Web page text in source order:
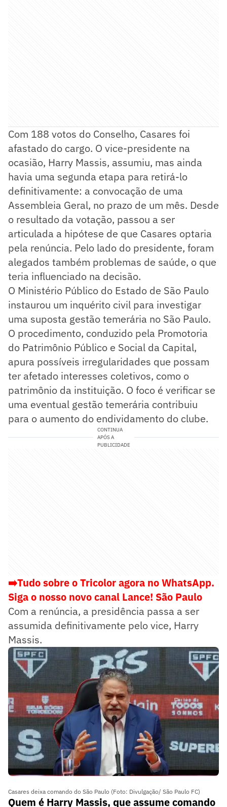
Com 188 votos do Conselho, Casares foi
afastado do cargo. O vice-presidente na
ocasião, Harry Massis, assumiu, mas ainda
havia uma segunda etapa para retirá-lo
definitivamente: a convocação de uma
Assembleia Geral, no prazo de um mês. Desde
o resultado da votação, passou a ser
articulada a hipótese de que Casares optaria
pela renúncia. Pelo lado do presidente, foram
alegados também problemas de saúde, o que
teria influenciado na decisão.
O Ministério Público do Estado de São Paulo
instaurou um inquérito civil para investigar
uma suposta gestão temerária no São Paulo.
O procedimento, conduzido pela Promotoria
do Patrimônio Público e Social da Capital,
apura possíveis irregularidades que possam
ter afetado interesses coletivos, como o
patrimônio da instituição. O foco é verificar se
uma eventual gestão temerária contribuiu
para o aumento do endividamento do clube.
CONTINUA
APÓS A
PUBLICIDADE
➡️Tudo sobre o Tricolor agora no WhatsApp.
Siga o nosso novo canal Lance! São Paulo
Com a renúncia, a presidência passa a ser
assumida definitivamente pelo vice, Harry
Massis.
Casares deixa comando do São Paulo (Foto: Divulgação/ São Paulo FC)
Quem é Harry Massis, que assume comando